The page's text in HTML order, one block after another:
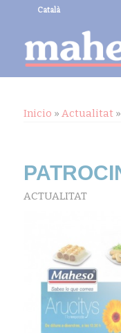
Català
Inicio » Actualitat»
ACTUALITAT